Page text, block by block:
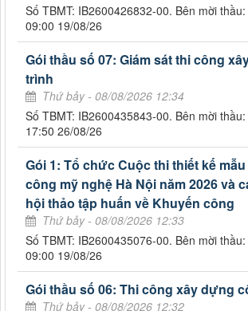
Số TBMT: IB2600426832-00. Bên mời
09:00 19/08/26
Gói thầu số 07: Giám sát thi công
trình
Thứ bảy - 08/08/2026 12:34
Số TBMT: IB2600435843-00. Bên mời
17:50 26/08/26
Gói 1: Tổ chức Cuộc thi thiết kế
công mỹ nghệ Hà Nội năm 2026 và
hội thảo tập huấn về Khuyến công
Thứ bảy - 08/08/2026 12:33
Số TBMT: IB2600435076-00. Bên mời
09:00 19/08/26
Gói thầu số 06: Thi công xây dựng
Thứ bảy - 08/08/2026 12:32